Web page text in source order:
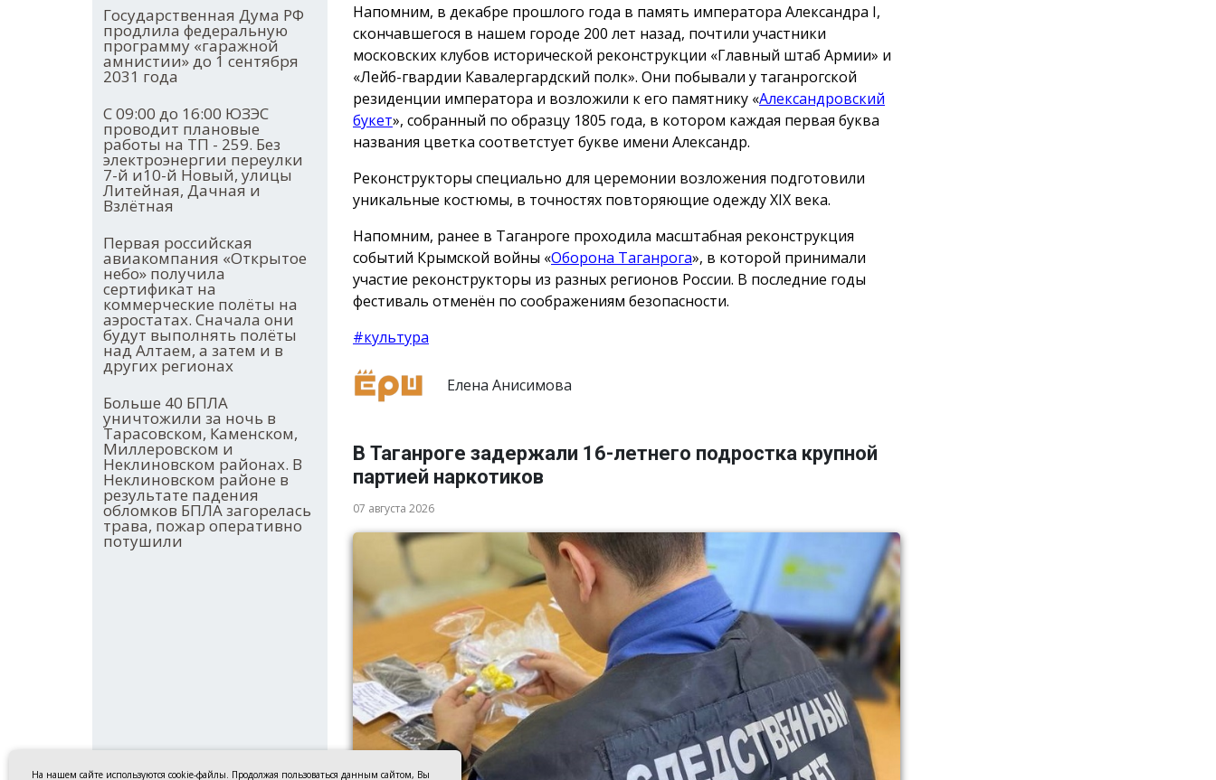
Государственная Дума РФ
продлила федеральную
программу «гаражной
амнистии» до 1 сентября
2031 года
С 09:00 до 16:00 ЮЗЭС
проводит плановые
работы на ТП - 259. Без
электроэнергии переулки
7-й и10-й Новый, улицы
Литейная, Дачная и
Взлётная
Первая российская
авиакомпания «Открытое
небо» получила
сертификат на
коммерческие полёты на
аэростатах. Сначала они
будут выполнять полёты
над Алтаем, а затем и в
других регионах
Больше 40 БПЛА
уничтожили за ночь в
Тарасовском, Каменском,
Миллеровском и
Неклиновском районах. В
Неклиновском районе в
результате падения
обломков БПЛА загорелась
трава, пожар оперативно
потушили
Напомним, в декабре прошлого года в память императора Александра I,
скончавшегося в нашем городе 200 лет назад, почтили участники
московских клубов исторической реконструкции «Главный штаб Армии» и
«Лейб-гвардии Кавалергардский полк». Они побывали у таганрогской
резиденции императора и возложили к его памятнику «Александровский
букет», собранный по образцу 1805 года, в котором каждая первая буква
названия цветка соответстует букве имени Александр.
Реконструкторы специально для церемонии возложения подготовили
уникальные костюмы, в точностях повторяющие одежду ХIX века.
Напомним, ранее в Таганроге проходила масштабная реконструкция
событий Крымской войны «Оборона Таганрога», в которой принимали
участие реконструкторы из разных регионов России. В последние годы
фестиваль отменён по соображениям безопасности.
#культура
Елена Анисимова
В Таганроге задержали 16-летнего подростка крупной
партией наркотиков
07 августа 2026
На нашем сайте используются cookie-файлы. Продолжая пользоваться данным сайтом, Вы